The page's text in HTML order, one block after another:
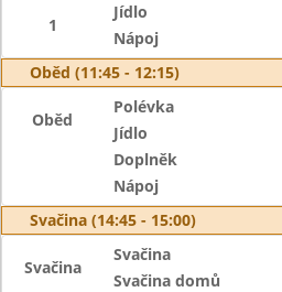
1
Jídlo
Nápoj
Oběd (11:45 - 12:15)
Oběd
Polévka
Jídlo
Doplněk
Nápoj
Svačina (14:45 - 15:00)
Svačina
Svačina
Svačina domů